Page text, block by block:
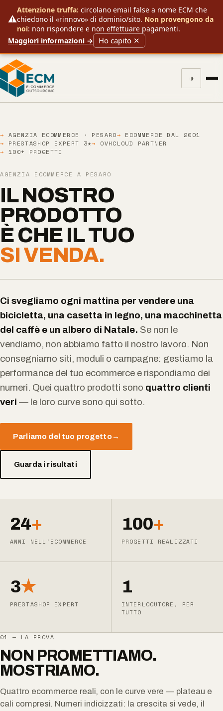
⚠️
Attenzione truffa: circolano email false a nome ECM che
chiedono il «rinnovo» di dominio/sito. Non provengono da
noi: non rispondere e non effettuare pagamenti.
Maggiori informazioni →
Ho capito ✕
◑
AGENZIA ECOMMERCE · PESARO
ECOMMERCE DAL 2001
PRESTASHOP EXPERT 3★
OVHCLOUD PARTNER
100+ PROGETTI
AGENZIA ECOMMERCE A PESARO
IL NOSTRO
PRODOTTO
È CHE IL TUO
SI VENDA.
Ci svegliamo ogni mattina per vendere una
bicicletta, una casetta in legno, una macchinetta
del caffè e un albero di Natale. Se non le
vendiamo, non abbiamo fatto il nostro lavoro. Non
consegniamo siti, moduli o campagne: gestiamo la
performance del tuo ecommerce e rispondiamo dei
numeri. Quei quattro prodotti sono quattro clienti
veri — le loro curve sono qui sotto.
Parliamo del tuo progetto→
Guarda i risultati
24+
ANNI NELL'ECOMMERCE
100+
PROGETTI REALIZZATI
3★
PRESTASHOP EXPERT
1
INTERLOCUTORE, PER
TUTTO
01 — LA PROVA
NON PROMETTIAMO.
MOSTRIAMO.
Quattro ecommerce reali, con le curve vere — plateau e
cali compresi. Numeri indicizzati: la crescita si vede, il